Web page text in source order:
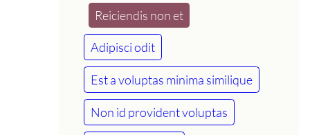
Reiciendis non et
Adipisci odit
Est a voluptas minima similique
Non id provident voluptas